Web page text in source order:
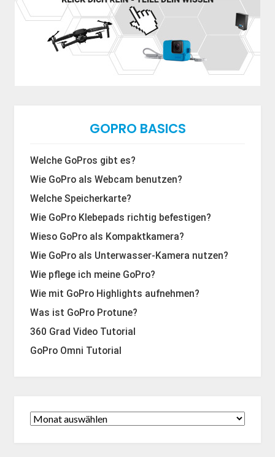
GOPRO BASICS
Welche GoPros gibt es?
Wie GoPro als Webcam benutzen?
Welche Speicherkarte?
Wie GoPro Klebepads richtig befestigen?
Wieso GoPro als Kompaktkamera?
Wie GoPro als Unterwasser-Kamera nutzen?
Wie pflege ich meine GoPro?
Wie mit GoPro Highlights aufnehmen?
Was ist GoPro Protune?
360 Grad Video Tutorial
GoPro Omni Tutorial